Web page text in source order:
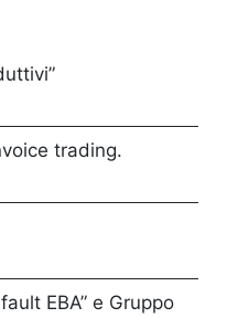
trading.
EBA” e Gruppo